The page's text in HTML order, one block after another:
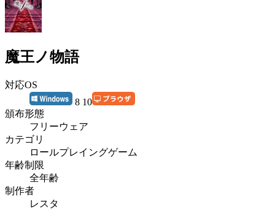
魔王ノ物語
対応OS
8 10
頒布形態
フリーウェア
カテゴリ
ロールプレイングゲーム
年齢制限
全年齢
制作者
レスタ